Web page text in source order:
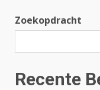
Zoekopdracht
Recente